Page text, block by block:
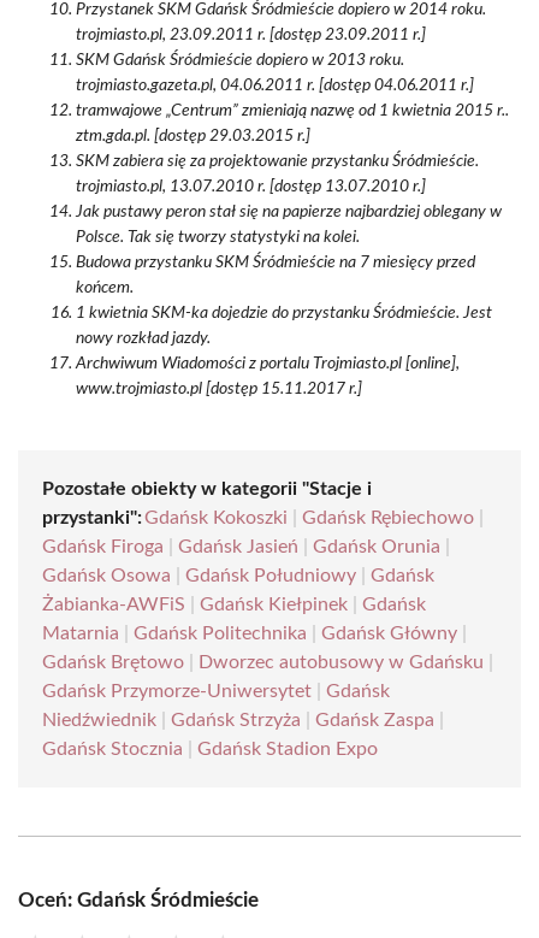
Przystanek SKM Gdańsk Śródmieście dopiero w 2014 roku.
trojmiasto.pl, 23.09.2011 r. [dostęp 23.09.2011 r.]
SKM Gdańsk Śródmieście dopiero w 2013 roku.
trojmiasto.gazeta.pl, 04.06.2011 r. [dostęp 04.06.2011 r.]
tramwajowe „Centrum” zmieniają nazwę od 1 kwietnia 2015 r..
ztm.gda.pl. [dostęp 29.03.2015 r.]
SKM zabiera się za projektowanie przystanku Śródmieście.
trojmiasto.pl, 13.07.2010 r. [dostęp 13.07.2010 r.]
Jak pustawy peron stał się na papierze najbardziej oblegany w
Polsce. Tak się tworzy statystyki na kolei.
Budowa przystanku SKM Śródmieście na 7 miesięcy przed
końcem.
1 kwietnia SKM-ka dojedzie do przystanku Śródmieście. Jest
nowy rozkład jazdy.
Archwiwum Wiadomości z portalu Trojmiasto.pl [online],
www.trojmiasto.pl [dostęp 15.11.2017 r.]
Pozostałe obiekty w kategorii "Stacje i
przystanki":Gdańsk Kokoszki Gdańsk Rębiechowo
Gdańsk Firoga
Gdańsk Jasień Gdańsk Orunia
Gdańsk Osowa
Gdańsk Południowy
Gdańsk
Żabianka-AWFiS
Gdańsk Kiełpinek
Gdańsk
Matarnia
Gdańsk Politechnika Gdańsk Główny
Gdańsk Brętowo
Dworzec autobusowy w Gdańsku
Gdańsk Przymorze-Uniwersytet
Gdańsk
Niedźwiednik
Gdańsk Strzyża Gdańsk Zaspa
Gdańsk Stocznia
Gdańsk Stadion Expo
Oceń: Gdańsk Śródmieście